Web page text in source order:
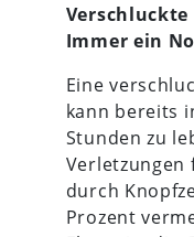
Immer ein
Eine
kann bereits
Stunden zu
Verletzungen
durch
Prozent